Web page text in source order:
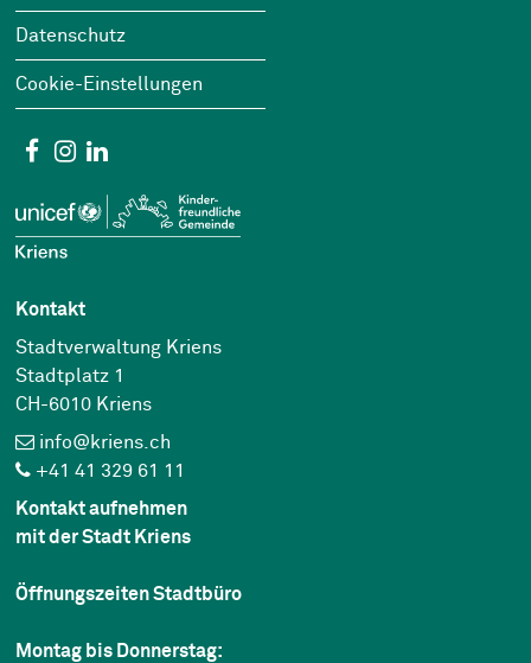
Datenschutz
Cookie-Einstellungen
Social Media
Facebook
Instagram
Kontakt
Stadtverwaltung Kriens
Stadtplatz 1
CH-6010 Kriens
info@kriens.ch
+41 41 329 61 11
Kontakt aufnehmen
mit der Stadt Kriens
Öffnungszeiten Stadtbüro
Montag bis Donnerstag: